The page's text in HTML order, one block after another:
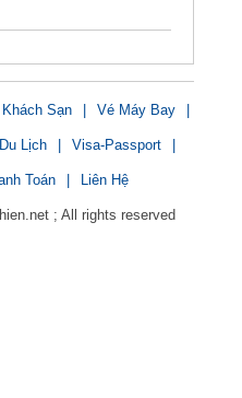
Khách Sạn Vé Máy Bay
Lịch Visa-Passport
Toán Liên Hệ
; All rights reserved